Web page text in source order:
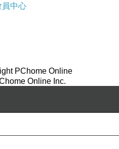
員中心
PChome Online
Online Inc.